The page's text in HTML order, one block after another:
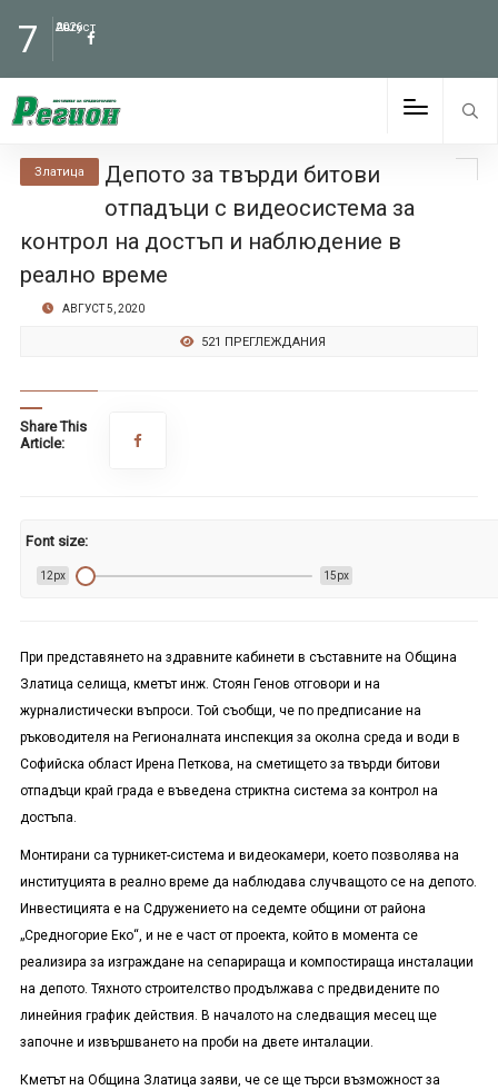
7 Август
2026
Златица
Депото за твърди битови
отпадъци с видеосистема за
контрол на достъп и наблюдение в
реално време
АВГУСТ 5, 2020
521 ПРЕГЛЕЖДАНИЯ
Share This
Article:
Font size:
12px 15px
При представянето на здравните кабинети в съставните на Община
Златица селища, кметът инж. Стоян Генов отговори и на
журналистически въпроси. Той съобщи, че по предписание на
ръководителя на Регионалната инспекция за околна среда и води в
Софийска област Ирена Петкова, на сметището за твърди битови
отпадъци край града е въведена стриктна система за контрол на
достъпа.
Монтирани са турникет-система и видеокамери, което позволява на
институцията в реално време да наблюдава случващото се на депото.
Инвестицията е на Сдружението на седемте общини от района
„Средногорие Еко“, и не е част от проекта, който в момента се
реализира за изграждане на сепарираща и компостираща инсталации
на депото. Тяхното строителство продължава с предвидените по
линейния график действия. В началото на следващия месец ще
започне и извършването на проби на двете инталации.
Кметът на Община Златица заяви, че се ще търси възможност за